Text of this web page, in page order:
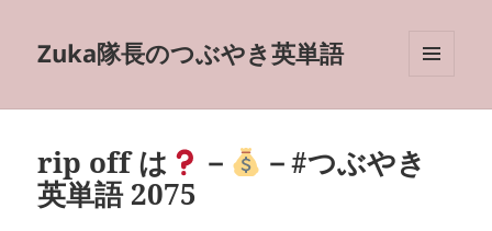
Zuka隊長のつぶやき英単語
ーとウ
rip off は －
－#つぶやき
英単語 2075